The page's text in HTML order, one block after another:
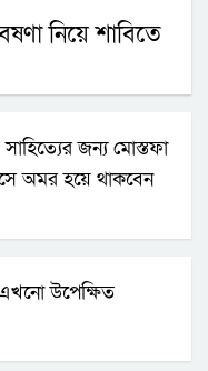
নিয়ে শাবিতে
জন্য মোস্তফা
অমর হয়ে থাকবেন
উপেক্ষিত